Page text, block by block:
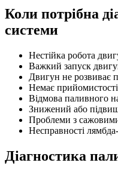
Коли потрібна
системи
Нестійка робота
Важкий запуск
Двигун не розвиває
Немає
Відмова паливного
Знижений або
Проблеми з сажовими
Несправності
Діагностика